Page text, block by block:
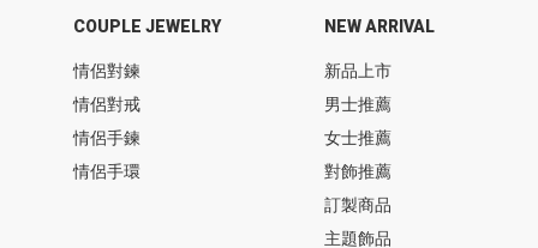
COUPLE JEWELRY
情侶對鍊
情侶對戒
情侶手鍊
情侶手環
NEW ARRIVAL
新品上市
男士推薦
女士推薦
對飾推薦
訂製商品
主題飾品